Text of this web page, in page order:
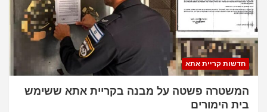
חדשות קריית אתא
המשטרה פשטה על מבנה בקריית אתא ששימש
בית הימורים